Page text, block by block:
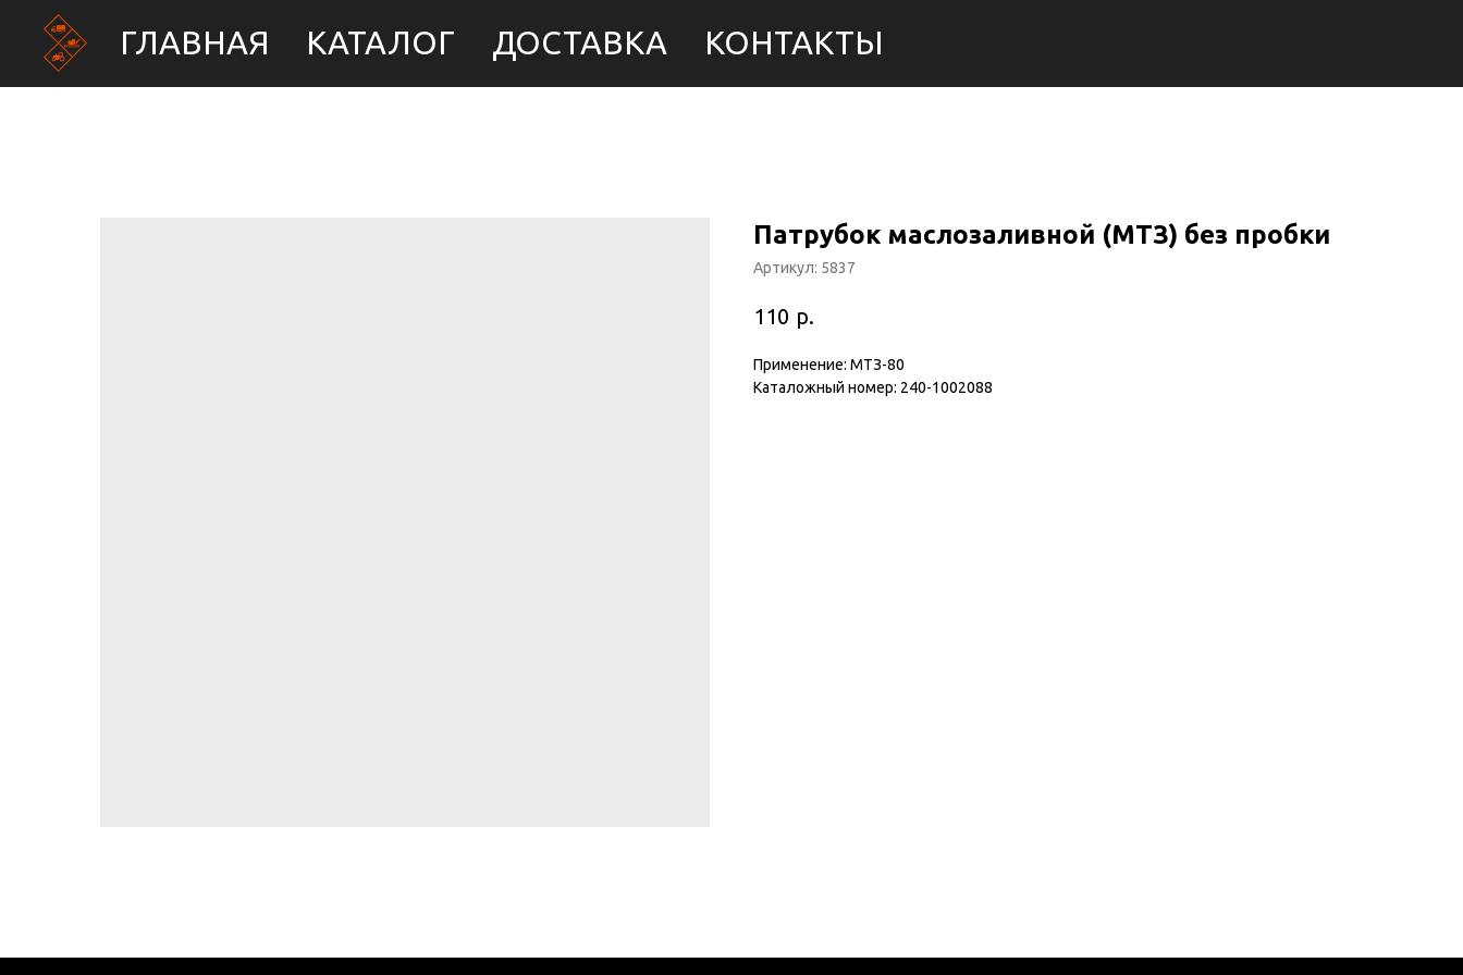
ГЛАВНАЯ КАТАЛОГ ДОСТАВКА КОНТАКТЫ
Патрубок маслозаливной (МТЗ) без пробки
Артикул: 5837
110 р.
Применение: МТЗ-80
Каталожный номер: 240-1002088